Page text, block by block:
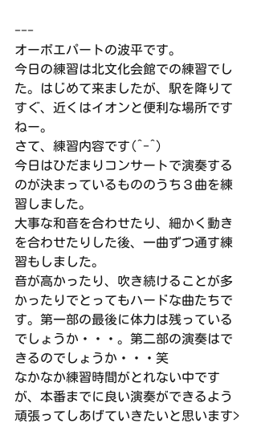
---
オーボエパートの波平です。
今日の練習は北文化会館での練習でし
た。はじめて来ましたが、駅を降りて
すぐ、近くはイオンと便利な場所です
ねー。
さて、練習内容です(^-^)
今日はひだまりコンサートで演奏する
のが決まっているもののうち３曲を練
習しました。
大事な和音を合わせたり、細かく動き
を合わせたりした後、一曲ずつ通す練
習もしました。
音が高かったり、吹き続けることが多
かったりでとってもハードな曲たちで
す。第一部の最後に体力は残っている
でしょうか・・・。第二部の演奏はで
きるのでしょうか・・・笑
なかなか練習時間がとれない中です
が、本番までに良い演奏ができるよう
頑張ってしあげていきたいと思います>